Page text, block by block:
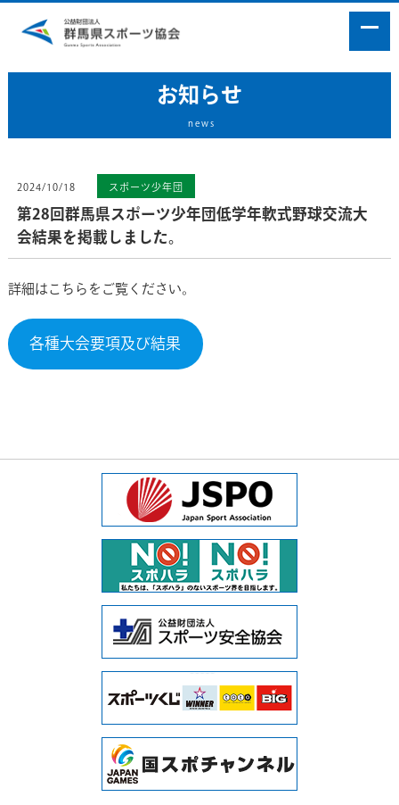
お知らせ
news
2024/10/18 スポーツ少年団
第28回群馬県スポーツ少年団低学年軟式野球交流大
会結果を掲載しました。
詳細はこちらをご覧ください。
各種大会要項及び結果